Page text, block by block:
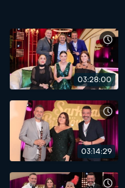
03:28:00
03:14:29